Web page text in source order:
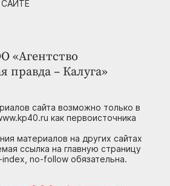
«Агентство
правда – Калуга»
сайта возможно только в
как первоисточника
материалов на других сайтах
ссылка на главную страницу
no-follow обязательна.